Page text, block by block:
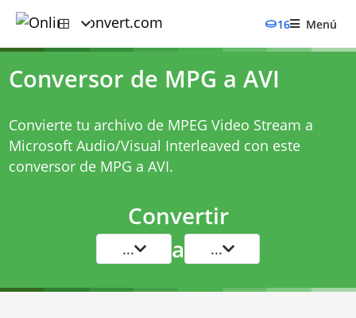
16 Menú
Conversor de MPG a AVI
Convierte tu archivo de MPEG Video Stream a
Microsoft Audio/Visual Interleaved con este
conversor de MPG a AVI.
Convertir
... a ...